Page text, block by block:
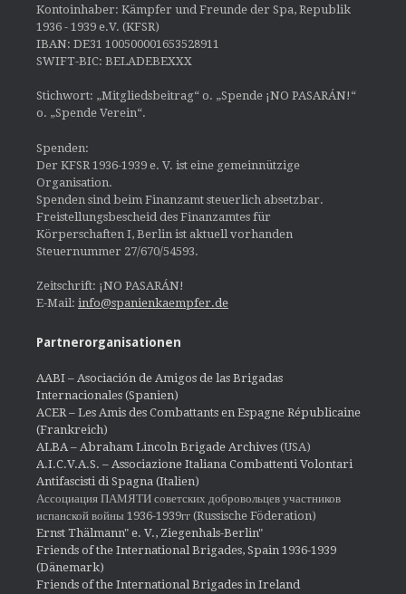
Kontoinhaber: Kämpfer und Freunde der Spa, Republik
1936 - 1939 e.V. (KFSR)
IBAN: DE31 100500001653528911
SWIFT-BIC: BELADEBEXXX
Stichwort: „Mitgliedsbeitrag“ o. „Spende ¡NO PASARÁN!“
o. „Spende Verein“.
Spenden:
Der KFSR 1936-1939 e. V. ist eine gemeinnützige
Organisation.
Spenden sind beim Finanzamt steuerlich absetzbar.
Freistellungsbescheid des Finanzamtes für
Körperschaften I, Berlin ist aktuell vorhanden
Steuernummer 27/670/54593.
Zeitschrift: ¡NO PASARÁN!
E-Mail: info@spanienkaempfer.de
Partnerorganisationen
AABI – Asociación de Amigos de las Brigadas
Internacionales (Spanien)
ACER – Les Amis des Combattants en Espagne Républicaine
(Frankreich)
ALBA – Abraham Lincoln Brigade Archives (USA)
A.I.C.V.A.S. – Associazione Italiana Combattenti Volontari
Antifascisti di Spagna (Italien)
Ассоциация ПАМЯТИ советских добровольцев участников
испанской войны 1936-1939гг (Russische Föderation)
Ernst Thälmann" e. V., Ziegenhals-Berlin"
Friends of the International Brigades, Spain 1936-1939
(Dänemark)
Friends of the International Brigades in Ireland